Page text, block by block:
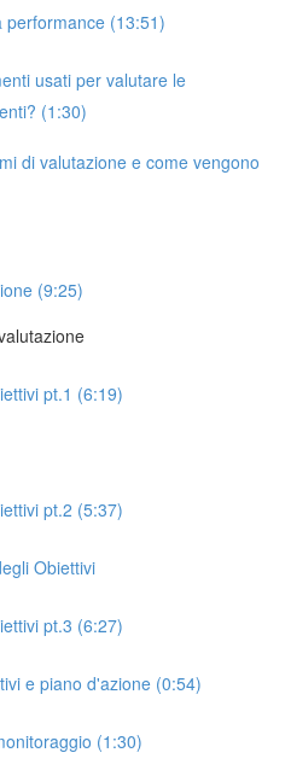
performance (13:51)
usati per valutare le
(1:30)
di valutazione e come vengono
(9:25)
pt.1 (6:19)
pt.2 (5:37)
Obiettivi
pt.3 (6:27)
e piano d'azione (0:54)
(1:30)